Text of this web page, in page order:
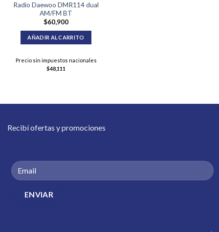
Radio Daewoo DMR114 dual
AM/FM BT
$60,900
AÑADIR AL CARRITO
Precio sin impuestos nacionales
$48,111
Recibí ofertas y promociones